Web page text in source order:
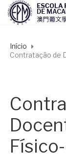
Início
Contratação de